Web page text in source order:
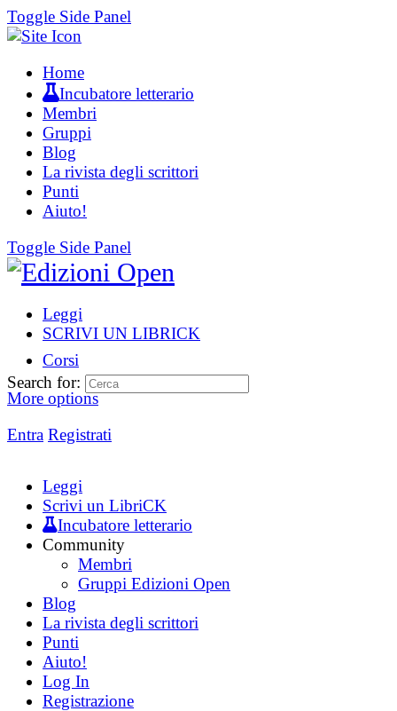
Toggle Side Panel
Home
Incubatore letterario
Membri
Gruppi
Blog
La rivista degli scrittori
Punti
Aiuto!
Toggle Side Panel
Leggi
SCRIVI UN LIBRICK
Corsi
More options
Entra Registrati
Search for:
Leggi
Scrivi un LibriCK
Incubatore letterario
Community
Membri
Gruppi Edizioni Open
Blog
La rivista degli scrittori
Punti
Aiuto!
Log In
Registrazione